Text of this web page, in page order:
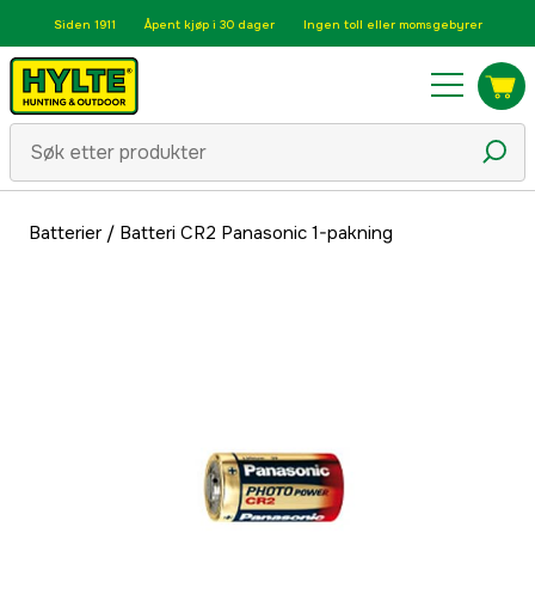
Siden 1911 Åpent kjøp i 30 dager Ingen toll eller momsgebyrer
Batterier/ Batteri CR2 Panasonic 1-pakning